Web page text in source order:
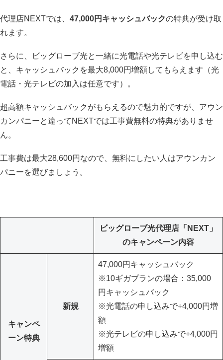
代理店NEXTでは、 47,000円キャッシュバックの特典が受け取
れます。
さらに、ビッグローブ光と一緒に光電話や光テレビを申し込む
と、キャッシュバックを最大8,000円増額してもらえます（光
電話・光テレビの加入は任意です）。
超高額キャッシュバックがもらえるので魅力的ですが、アウン
カンパニーと違ってNEXTでは工事費無料の特典がありませ
ん。
工事費は最大28,600円なので、無料にしたい人はアウンカン
パニーを選びましょう。
ビッグローブ光代理店「NEXT」
のキャンペーン内容
キャンペ
ーン特典
新規
47,000円キャッシュバック
※10ギガプランの場合：35,000
円キャッシュバック
※光電話の申し込みで+4,000円増
額
※光テレビの申し込みで+4,000円
増額